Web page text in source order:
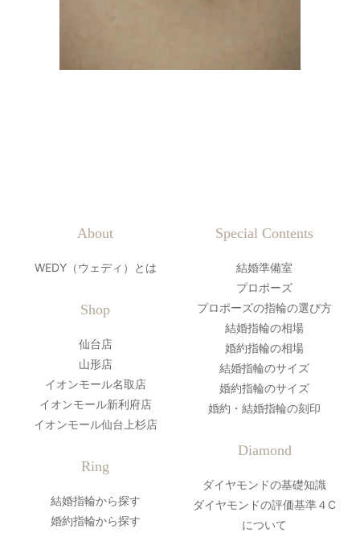
About
WEDY（ウェディ）とは
Shop
仙台店
山形店
イオンモール名取店
イオンモール新利府店
イオンモール仙台上杉店
Ring
結婚指輪から探す
婚約指輪から探す
Special Contents
結婚準備室
プロポーズ
プロポーズの指輪の選び方
結婚指輪の相場
婚約指輪の相場
結婚指輪のサイズ
婚約指輪のサイズ
婚約・結婚指輪の刻印
Diamond
ダイヤモンドの基礎知識
ダイヤモンドの評価基準４C
について